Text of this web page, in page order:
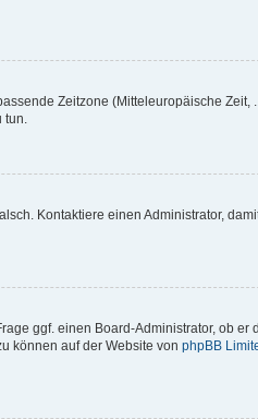
Zeitzone (Mitteleuropäische Zeit,
Kontaktiere einen Administrator,
ggf. einen Board-Administrator, ob er
können auf der Website von phpBB